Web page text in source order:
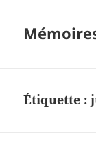
Étiquette :